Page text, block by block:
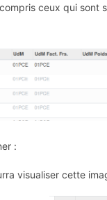
ceux qui sont
:
visualiser cette